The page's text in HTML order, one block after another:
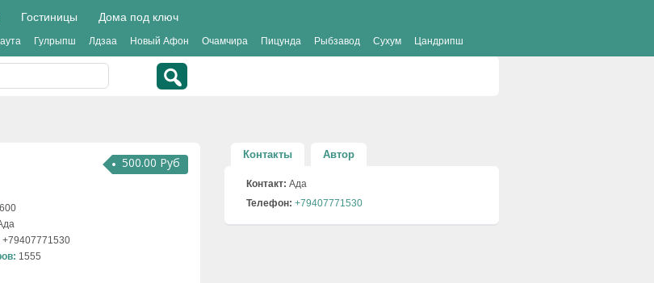
Гостиницы Дома под ключ
Гулрыпш Лдзаа Новый Афон Очамчира Пицунда Рыбзавод Сухум Цандрипш
500.00 Руб
600
+79407771530
1555
Контакты Автор
Контакт: Ада
Телефон: +79407771530